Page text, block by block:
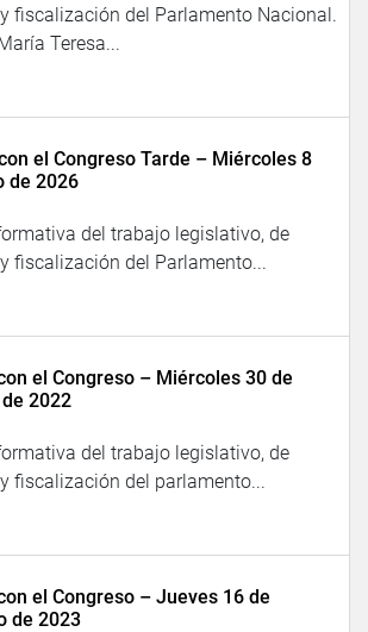
fiscalización del Parlamento Nacional.
Teresa...
el Congreso Tarde – Miércoles 8
de 2026
del trabajo legislativo, de
fiscalización del Parlamento...
el Congreso – Miércoles 30 de
2022
del trabajo legislativo, de
fiscalización del parlamento...
el Congreso – Jueves 16 de
de 2023